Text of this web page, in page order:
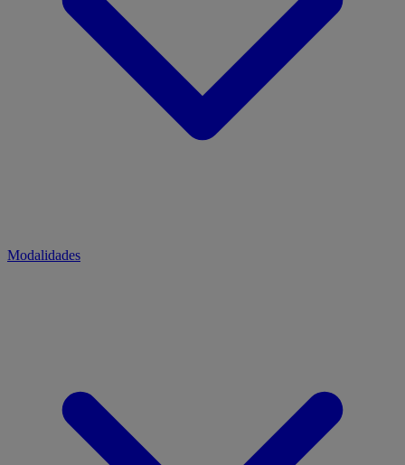
Modalidades